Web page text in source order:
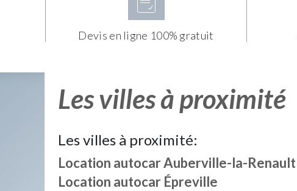
Devis en ligne 100% gratuit
Les villes à proximité
Les villes à proximité:
Location autocarAuberville-la-Renault
Location autocar Épreville